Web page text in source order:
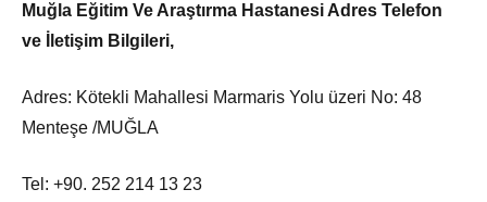
Muğla Eğitim Ve Araştırma HastanesiAdres Telefon
ve İletişim Bilgileri,
Adres: Kötekli Mahallesi Marmaris Yolu üzeri No: 48
Menteşe /MUĞLA
Tel: +90. 252 214 13 23